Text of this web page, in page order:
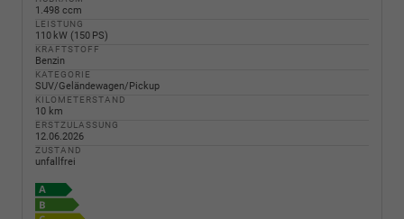
1.498 ccm
LEISTUNG
110 kW (150 PS)
KRAFTSTOFF
Benzin
KATEGORIE
SUV/Geländewagen/Pickup
KILOMETERSTAND
10 km
ERSTZULASSUNG
12.06.2026
ZUSTAND
unfallfrei